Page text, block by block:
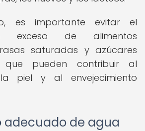
es importante evitar el
exceso de alimentos
saturadas y azúcares
que pueden contribuir al
piel y al envejecimiento
adecuado de agua